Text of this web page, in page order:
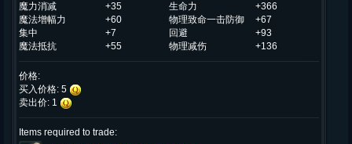
魔力消减 +35 生命力
+366
魔法增幅力
+60 物理致命一击防御
+67
集中
+7 回避
+93
魔法抵抗
+55 物理减伤 +136
价格:
买入价格: 5
卖出价: 1
Items required to trade: